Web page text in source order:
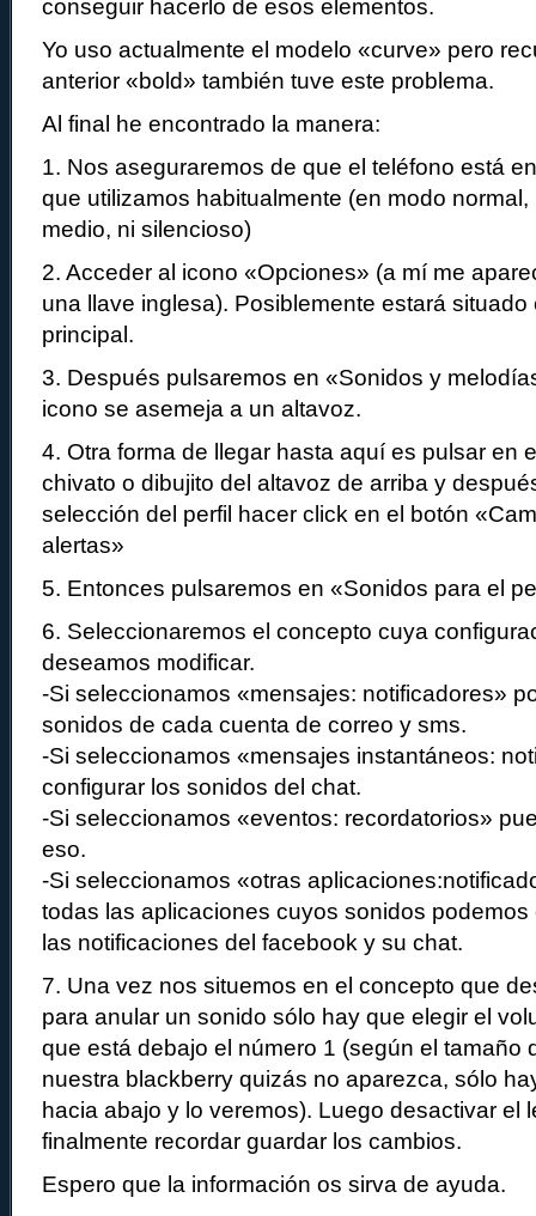
conseguir hacerlo de esos elementos.
Yo uso actualmente el modelo «curve» pero
anterior «bold» también tuve este problema.
Al final he encontrado la manera:
1. Nos aseguraremos de que el teléfono está
que utilizamos habitualmente (en modo
medio, ni silencioso)
2. Acceder al icono «Opciones» (a mí me
una llave inglesa). Posiblemente estará situado
principal.
3. Después pulsaremos en «Sonidos y
icono se asemeja a un altavoz.
4. Otra forma de llegar hasta aquí es pulsar en
chivato o dibujito del altavoz de arriba y
selección del perfil hacer click en el botón
alertas»
5. Entonces pulsaremos en «Sonidos para el
6. Seleccionaremos el concepto cuya
deseamos modificar.
-Si seleccionamos «mensajes: notificadores»
sonidos de cada cuenta de correo y sms.
-Si seleccionamos «mensajes instantáneos:
configurar los sonidos del chat.
-Si seleccionamos «eventos: recordatorios»
eso.
-Si seleccionamos «otras
todas las aplicaciones cuyos sonidos podemos
las notificaciones del facebook y su chat.
7. Una vez nos situemos en el concepto que
para anular un sonido sólo hay que elegir el
que está debajo el número 1 (según el tamaño
nuestra blackberry quizás no aparezca, sólo
hacia abajo y lo veremos). Luego desactivar el
finalmente recordar guardar los cambios.
Espero que la información os sirva de ayuda.